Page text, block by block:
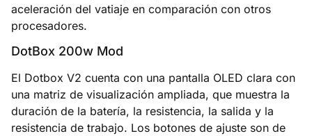
aceleración del vatiaje en comparación con otros
procesadores.
DotBox 200w Mod
El Dotbox V2 cuenta con una pantalla OLED clara con
una matriz de visualización ampliada, que muestra la
duración de la batería, la resistencia, la salida y la
resistencia de trabajo. Los botones de ajuste son de